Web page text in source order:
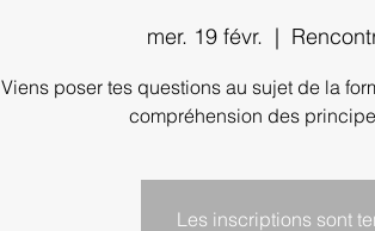
mer. 19 févr.
  |
Viens poser tes questions au sujet de la
compréhension des
Les inscriptions sont